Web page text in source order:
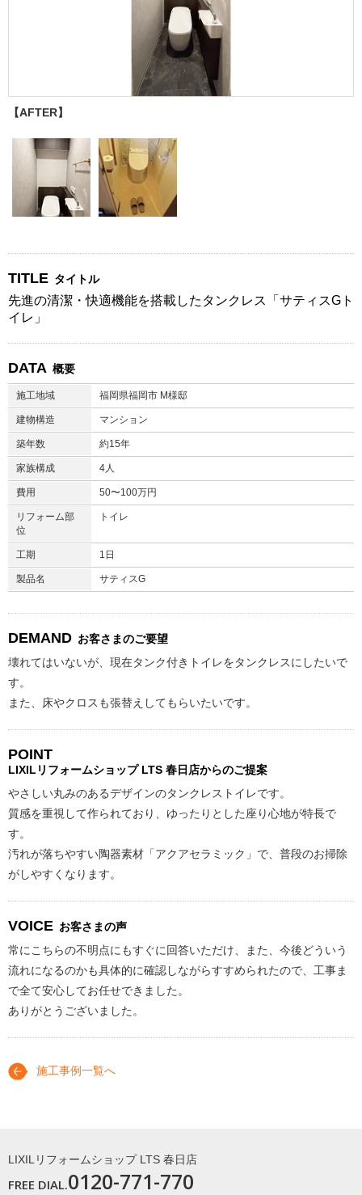
【AFTER】
TITLE タイトル
先進の清潔・快適機能を搭載したタンクレス「サティスGト
イレ」
DATA 概要
施工地域 福岡県福岡市 M様邸
建物構造 マンション
築年数 約15年
家族構成 4人
費用 50〜100万円
リフォーム部
位
トイレ
工期 1日
製品名 サティスG
DEMAND お客さまのご要望
壊れてはいないが、現在タンク付きトイレをタンクレスにしたいで
す。
また、床やクロスも張替えしてもらいたいです。
POINT
LIXILリフォームショップ LTS 春日店からのご提案
やさしい丸みのあるデザインのタンクレストイレです。
質感を重視して作られており、ゆったりとした座り心地が特長で
す。
汚れが落ちやすい陶器素材「アクアセラミック」で、普段のお掃除
がしやすくなります。
VOICE お客さまの声
常にこちらの不明点にもすぐに回答いただけ、また、今後どういう
流れになるのかも具体的に確認しながらすすめられたので、工事ま
で全て安心してお任せできました。
ありがとうございました。
施工事例一覧へ
LIXILリフォームショップ LTS 春日店
FREE DIAL.0120-771-770